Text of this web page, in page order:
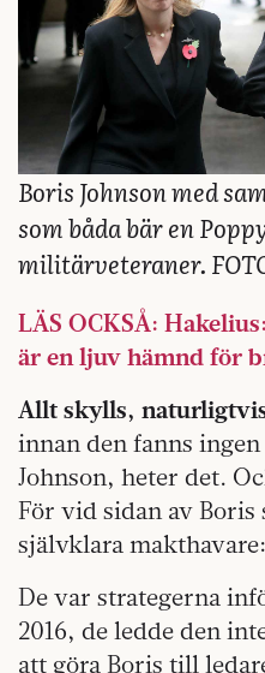
Boris Johnson med
som båda bär en
militärveteraner.
LÄS OCKSÅ:
är en ljuv hämnd för
Allt skylls,
innan den fanns
Johnson, heter det.
För vid sidan av Boris
självklara
De var strategerna
2016, de ledde den
att göra Boris till